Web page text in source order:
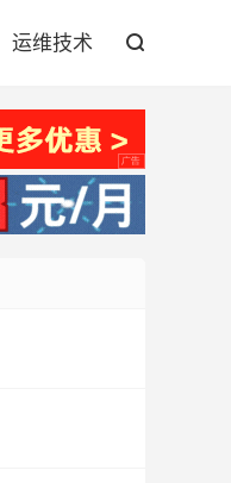
运维技术 